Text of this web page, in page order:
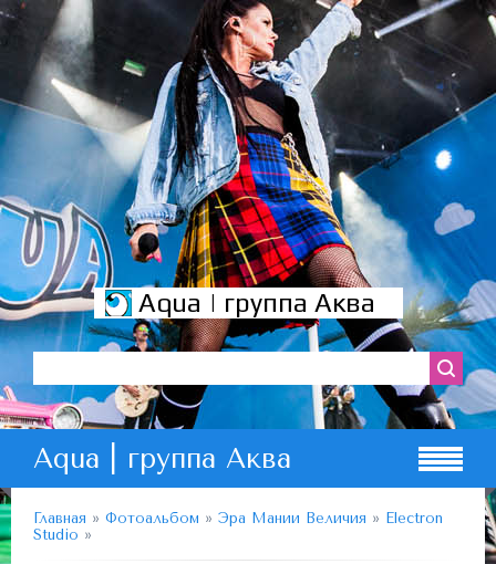
Aqua | группа Аква
Aqua | группа Аква
Главная » Фотоальбом » Эра Мании Величия » Electron
Studio »